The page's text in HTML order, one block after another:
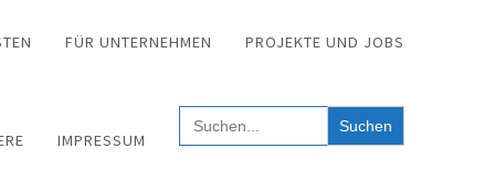
FÜR UNTERNEHMEN PROJEKTE UND JOBS
IMPRESSUM
Search
for: